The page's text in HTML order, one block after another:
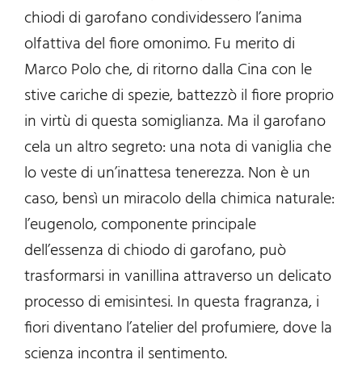
chiodi di garofano condividessero l’anima
olfattiva del fiore omonimo. Fu merito di
Marco Polo che, di ritorno dalla Cina con le
stive cariche di spezie, battezzò il fiore proprio
in virtù di questa somiglianza. Ma il garofano
cela un altro segreto: una nota di vaniglia che
lo veste di un’inattesa tenerezza. Non è un
caso, bensì un miracolo della chimica naturale:
l’eugenolo, componente principale
dell’essenza di chiodo di garofano, può
trasformarsi in vanillina attraverso un delicato
processo di emisintesi. In questa fragranza, i
fiori diventano l’atelier del profumiere, dove la
scienza incontra il sentimento.